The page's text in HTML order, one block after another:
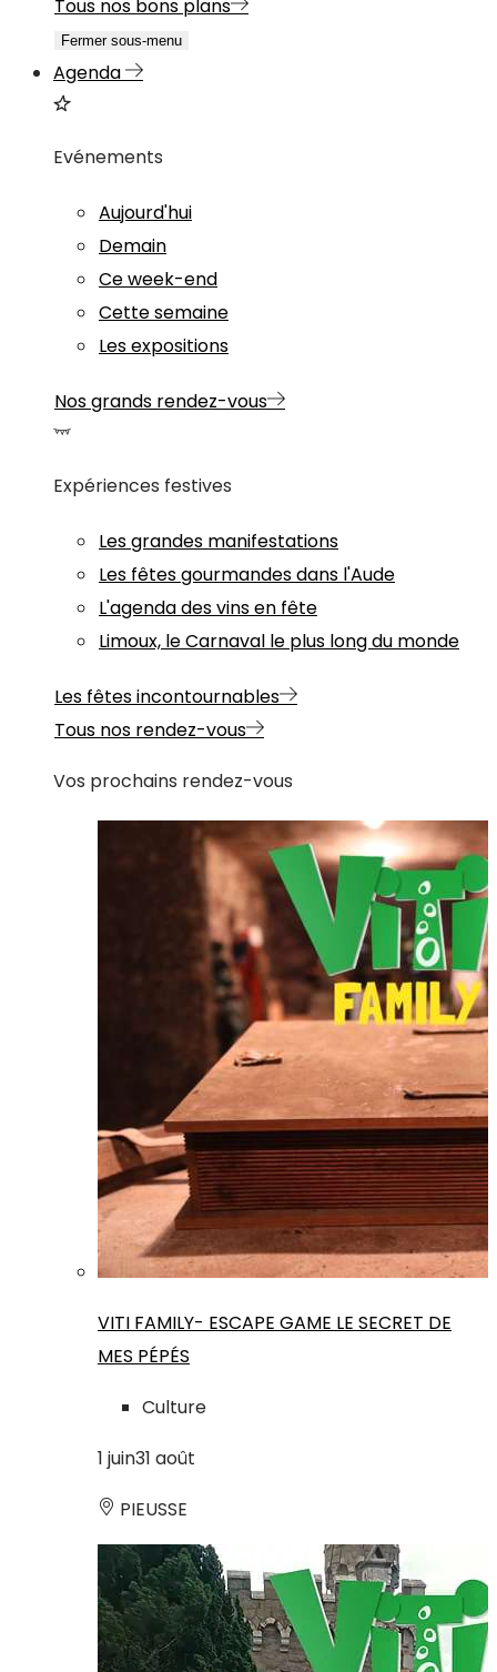
Tous nos bons plans
Fermer sous-menu
Agenda
Evénements
Aujourd'hui
Demain
Ce week-end
Cette semaine
Les expositions
Nos grands rendez-vous
Expériences festives
Les grandes manifestations
Les fêtes gourmandes dans l'Aude
L'agenda des vins en fête
Limoux, le Carnaval le plus long du monde
Les fêtes incontournables
Tous nos rendez-vous
Vos prochains rendez-vous
VITI FAMILY- ESCAPE GAME LE SECRET DE
MES PÉPÉS
Culture
1 juin31 août
PIEUSSE